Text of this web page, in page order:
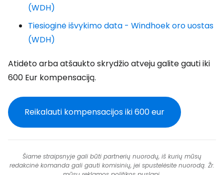
(WDH)
Tiesioginė išvykimo data - Windhoek oro uostas
(WDH)
Atidėto arba atšaukto skrydžio atveju galite gauti iki
600 Eur kompensaciją.
Reikalauti kompensacijos iki 600 eur
Šiame straipsnyje gali būti partnerių nuorodų, iš kurių mūsų
redakcinė komanda gali gauti komisinių, jei spustelėsite nuorodą. Žr.